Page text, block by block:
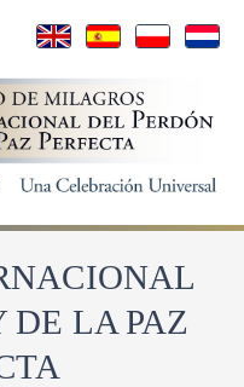
DE LA PAZ